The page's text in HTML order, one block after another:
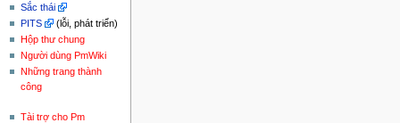
Sắc thái
PITS
(lỗi, phát triển)
Hộp thư chung
Người dùng PmWiki
Những trang thành
công
Tài trợ cho Pm